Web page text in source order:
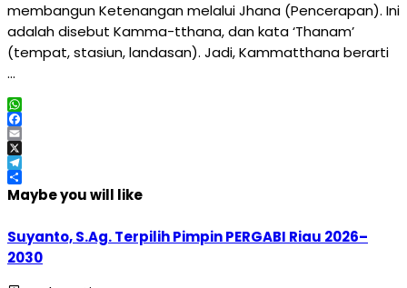
membangun Ketenangan melalui Jhana (Pencerapan). Ini
adalah disebut Kamma-tthana, dan kata ‘Thanam’
(tempat, stasiun, landasan). Jadi, Kammatthana berarti
…
WhatsApp
Facebook
Email
X
Telegram
Share
Maybe you will like
Suyanto, S.Ag. Terpilih Pimpin PERGABI Riau 2026–
2030